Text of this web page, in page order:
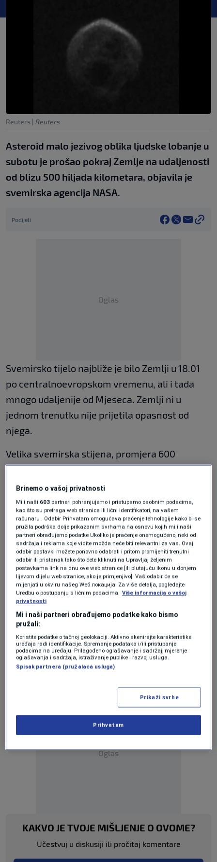
Reuters | Reuters
Asteroid malo jezivog oblika ljudske lobanje u
subotu je prošao pokraj Zemlje na udaljenosti
od blizu 500 hiljada kilometara, objavila je
svemirska agencija NASA.
Podijeli
Oglas
Svemirsko tijelo najbliže je bilo Zemlji u 18.01
po centralnoevropskom vremenu, ali i tada
mnogo udaljenije od Mjeseca. Zemlji ni u
jednom trenutku nije prijetila opasnost od
njega.
Velika svemirska stijena, promjera 600
metara, vjerovatno je tzv. "mrtva kometa", koja
je izgubila svoj blještavi rep nakon bezbrojnih
orbita oko Sunca, smatra NASA.
Naučnici američke svemirske agencije
najavljivali su "veliku bundevu" koja će proći
pokraj Zemlje za Noć vještica. No, kako se to
svemirsko tijelo približavalo Zemlji, oni su svoj
opis promijenili zbog satelitskih snimaka na
kojima se vidjela njegova iznimna sličnost
ljudskoj lobanji.
Više tema kao što je ova?
NASA
Oglas
KAKVO JE TVOJE MIŠLJENJE O OVOME?
Učestvuj u diskusiji ili pročitaj komentare
Brinemo o vašoj privatnosti
Mi i naši 603 partneri pohranjujemo i pristupamo osobnim podacima,
kao što su pretraga web stranica ili lični identifikatori, na vašem
računaru . Odabir Prihvatam omogućava praćenje tehnologije kako bi se
pružila podrška dolje prikazanim svrhama na osnovu kojih mi i naši
partneri obrađujemo podatke Ukoliko je praćenje onemogućeno, neki od
sadržaja i reklama koje vidite možda neće biti relevantni za vas. Ovaj
odabir postavki možete ponovno odabrati i pritom promijeniti trenutni
odabir ili pristanak tako što ćete kliknuti na Upravljaj željenim
postavkama link na dnu ove web stranice [ili plutajuću ikonu u donjem
lijevom dijelu web stranice, ako je primjenjivo]. Vaš odabir će se
mijenjati u okviru našeg Wеб локација. Za više detalja, pogledajte
Uredbu o postupanju s ličnim podacima. Više informacija o vašoj
privatnosti
Mi i naši partneri obrađujemo podatke kako bismo
pružali:
Koristite podatke o tačnoj geolokaciji. Aktivno skenirajte karakteristike
uređaja radi identifikacije. Spremanje podataka i/ili pristupanje
podacima na uređaju. Prilagođeno oglašavanje i sadržaj, mjerenje
oglašavanja i sadržaja, istraživanje publike i razvoj usluga.
Spisak partnera (pružalaca usluga)
Prikaži svrhe
Prihvatam